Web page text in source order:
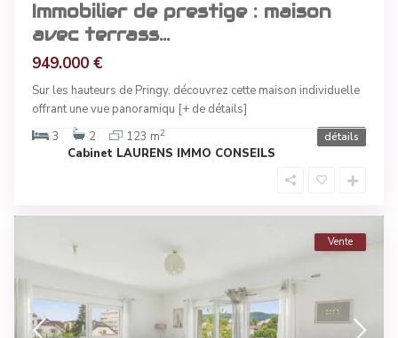
Immobilier de prestige : maison
avec terrass...
949.000 €
Sur les hauteurs de Pringy, découvrez cette maison individuelle
offrant une vue panoramiqu [+ de détails]
3
2 123 m2 détails
Cabinet LAURENS IMMO CONSEILS
Vente